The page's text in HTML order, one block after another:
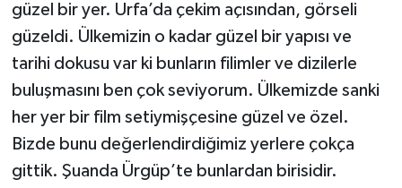
güzel bir yer. Urfa’da çekim açısından, görseli
güzeldi. Ülkemizin o kadar güzel bir yapısı ve
tarihi dokusu var ki bunların filimler ve dizilerle
buluşmasını ben çok seviyorum. Ülkemizde sanki
her yer bir film setiymişçesine güzel ve özel.
Bizde bunu değerlendirdiğimiz yerlere çokça
gittik. Şuanda Ürgüp’te bunlardan birisidir.